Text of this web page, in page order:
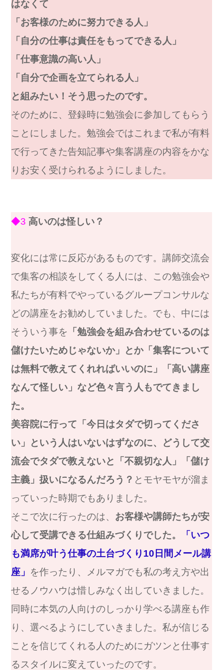
はなくて
「お客様のために努力できる人」
「自分の仕事は責任をもってできる人」
「仕事意識の高い人」
「自分で企画を立てられる人」
と組みたい！そう思ったのです。
そのために、登録時に勉強会に参加してもらう
ことにしました。勉強会ではこれまで私が有料
で行ってきた告知記事や集客講座の内容をかな
りお安く受けられるようにしました。
◆3 高いのは怪しい？
変化には常に反応があるものです。講師交流会
で集客の相談をしてくる人には、この勉強会や
私たちが有料でやっているグループコンサルな
どの講座をお勧めしていました。でも、中には
そういう事を 「勉強会を組み合わせているのは
儲けたいためじゃないか」とか「集客について
は無料で教えてくれればいいのに」「高い講座
なんて怪しい」など色々言う人もでてきまし
た。
美容院に行って「今日はタダで切ってくださ
い」という人はいないはずなのに、どうして交
流会でタダで教えないと「不親切な人」「儲け
主義」扱いになるんだろう？ とモヤモヤが溜ま
っていった時期でもありました。
そこで次に行ったのは、 お客様や講師たちが安
心して受講できる仕組みづくりでした。
「いつ
も満席が叶う仕事の土台づくり10日間メール講
座」 を作ったり、メルマガでも私の考え方や出
せるノウハウは惜しみなく出していきました。
同時に本気の人向けのしっかり学べる講座も作
り、選べるようにしていきました。私が信じる
ことを信じてくれる人のためにガツンと仕事す
るスタイルに変えていったのです。